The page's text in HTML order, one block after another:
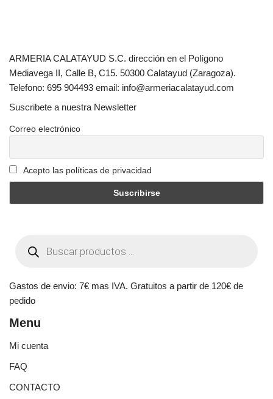
ARMERIA CALATAYUD S.C. dirección en el Polígono
Mediavega II, Calle B, C15. 50300 Calatayud (Zaragoza).
Telefono: 695 904493 email: info@armeriacalatayud.com
Suscribete a nuestra Newsletter
Correo electrónico
Acepto las políticas de privacidad
Gastos de envio: 7€ mas IVA. Gratuitos a partir de 120€ de
pedido
Menu
Mi cuenta
FAQ
CONTACTO